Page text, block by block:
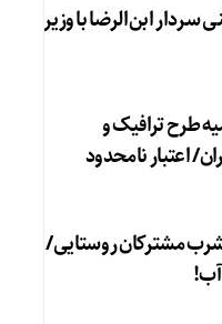
ابن‌الرضا با وزیر
ترافیک و
اعتبار نامحدود
مشترکان روستایی/